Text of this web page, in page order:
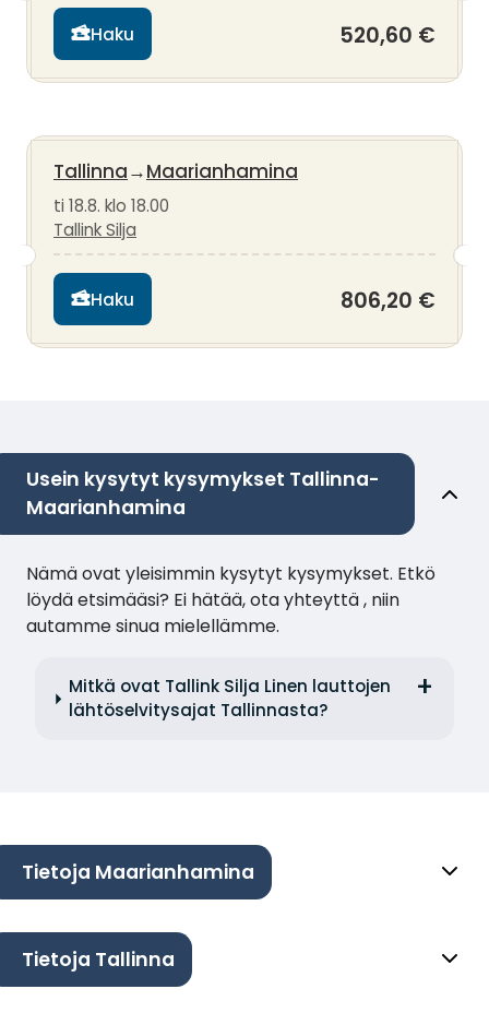
Haku 520,60 €
Tallinna→Maarianhamina
ti 18.8. klo 18.00
Tallink Silja
Haku 806,20 €
Usein kysytyt kysymykset Tallinna-
Maarianhamina
Nämä ovat yleisimmin kysytyt kysymykset. Etkö
löydä etsimääsi? Ei hätää, ota yhteyttä , niin
autamme sinua mielellämme.
Mitkä ovat Tallink Silja Linen lauttojen
lähtöselvitysajat Tallinnasta?
Tietoja Maarianhamina
Tietoja Tallinna